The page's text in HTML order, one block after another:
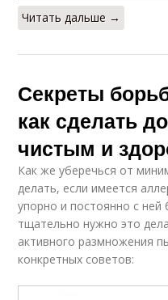
Читать дальше →
Секреты
как сделать
чистым и
Как же уберечься от
делать, если имеется
упорно и постоянно с
тщательно нужно это
активного размножения
конкретных советов: